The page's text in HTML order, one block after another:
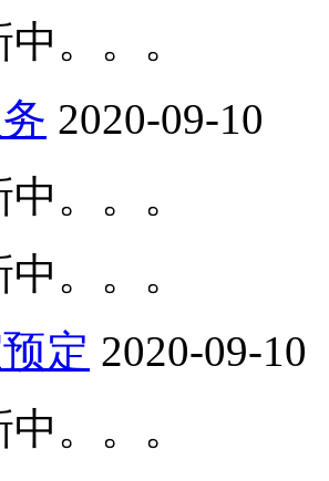
。。。
2020-09-10
。。。
。。。
定 2020-09-10
。。。